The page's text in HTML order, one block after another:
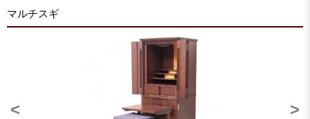
マルチスギ
< >